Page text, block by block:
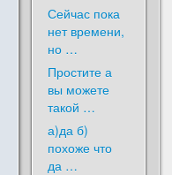
Сейчас пока
нет времени,
но …
Простите а
вы можете
такой …
а)да б)
похоже что
да …